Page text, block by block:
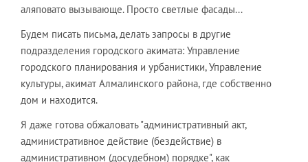
аляповато вызывающе. Просто светлые фасады...
Будем писать письма, делать запросы в другие
подразделения городского акимата: Управление
городского планирования и урбанистики, Управление
культуры, акимат Алмалинского района, где собственно
дом и находится.
Я даже готова обжаловать "административный акт,
административное действие (бездействие) в
административном (досудебном) порядке", как